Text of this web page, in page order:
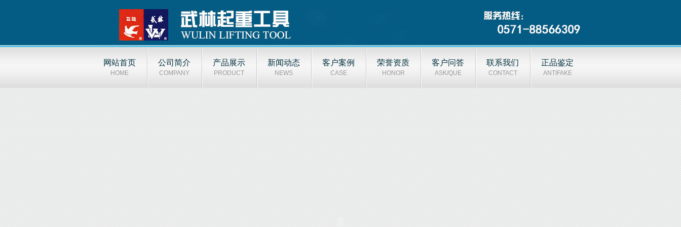
网站首页
HOME
公司简介
COMPANY
产品展示
PRODUCT
新闻动态
NEWS
客户案例
CASE
荣誉资质
HONOR
客户问答
ASK/QUE
联系我们
CONTACT
正品鉴定
ANTIFAKE